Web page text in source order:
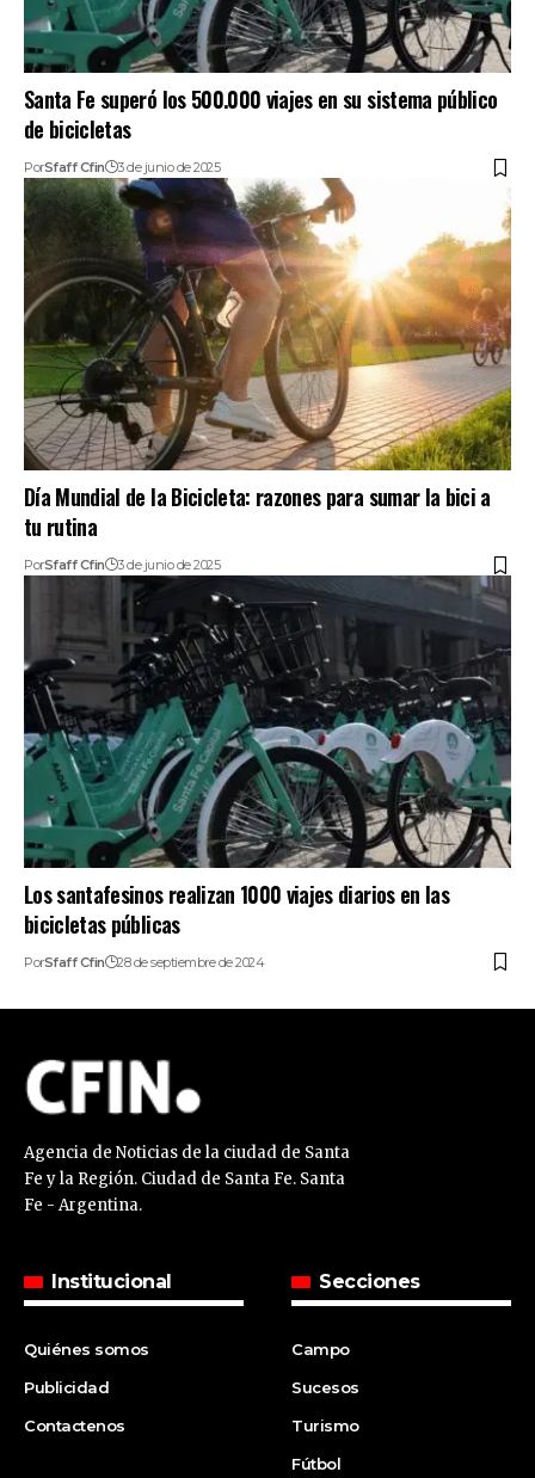
Santa Fe superó los 500.000 viajes en su sistema público
de bicicletas
PorSfaff Cfin 3 de junio de 2025
Día Mundial de la Bicicleta: razones para sumar la bici a
tu rutina
PorSfaff Cfin 3 de junio de 2025
Los santafesinos realizan 1000 viajes diarios en las
bicicletas públicas
PorSfaff Cfin 28 de septiembre de 2024
Agencia de Noticias de la ciudad de Santa
Fe y la Región. Ciudad de Santa Fe. Santa
Fe - Argentina.
Institucional
Quiénes somos
Publicidad
Contactenos
Secciones
Campo
Sucesos
Turismo
Fútbol